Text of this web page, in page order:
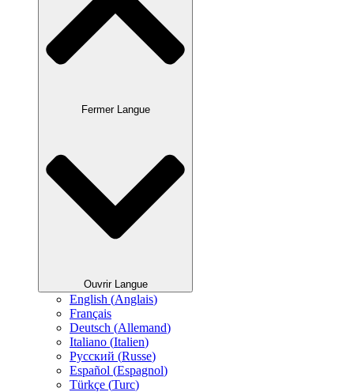
Fermer Langue
Ouvrir Langue
English (Anglais)
Français
Deutsch (Allemand)
Italiano (Italien)
Русский (Russe)
Español (Espagnol)
Türkçe (Turc)